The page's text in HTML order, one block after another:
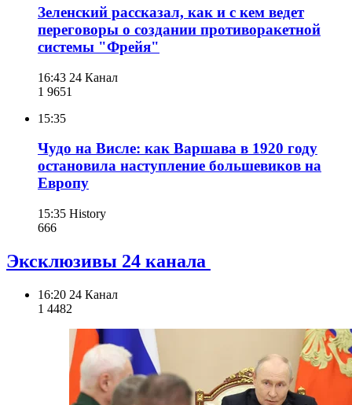
Зеленский рассказал, как и с кем ведет
переговоры о создании противоракетной
системы "Фрейя"
16:43 24 Канал
1 9651
15:35
Чудо на Висле: как Варшава в 1920 году
остановила наступление большевиков на
Европу
15:35 History
666
Эксклюзивы 24 канала
16:20 24 Канал
1 4482